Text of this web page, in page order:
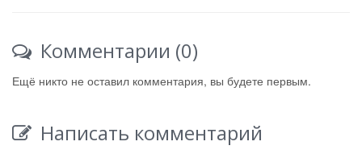
Комментарии (0)
Ещё никто не оставил комментария, вы будете первым.
Написать комментарий